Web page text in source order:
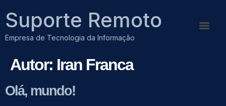
Suporte Remoto
Empresa de Tecnologia da Informação
Autor: Iran Franca
Olá, mundo!